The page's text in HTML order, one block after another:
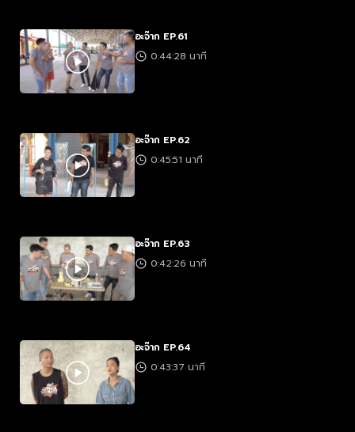
อะจ๊าก EP.61
0:44:28 นาที
อะจ๊าก EP.62
0:45:51 นาที
อะจ๊าก EP.63
0:42:26 นาที
อะจ๊าก EP.64
0:43:37 นาที